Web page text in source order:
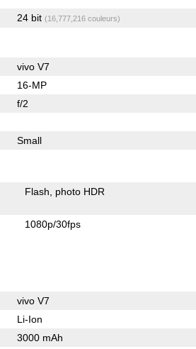
24 bit (16,777,216 couleurs)
vivo V7
16-MP
f/2
Small
Flash photo HDR
1080p/30fps
vivo V7
Li-Ion
3000 mAh